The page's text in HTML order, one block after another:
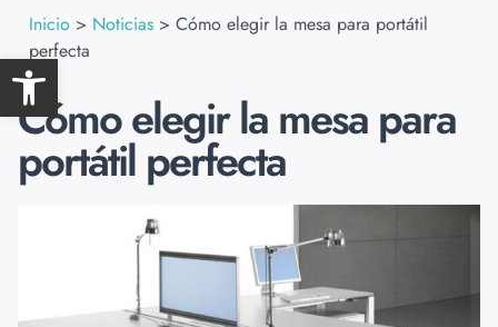
Abrir barra de herramientas
Inicio > Noticias > Cómo elegir la mesa para portátil
perfecta
Cómo elegir la mesa para
portátil perfecta